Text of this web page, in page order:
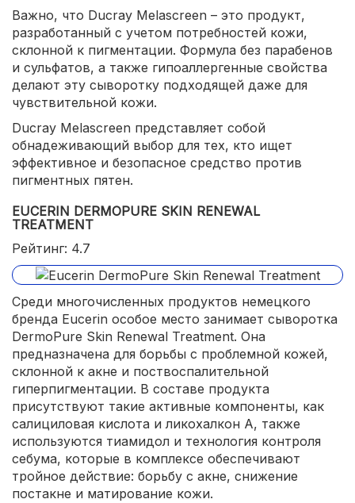
Важно, что Ducray Melascreen – это продукт,
разработанный с учетом потребностей кожи,
склонной к пигментации. Формула без парабенов
и сульфатов, а также гипоаллергенные свойства
делают эту сыворотку подходящей даже для
чувствительной кожи.
Ducray Melascreen представляет собой
обнадеживающий выбор для тех, кто ищет
эффективное и безопасное средство против
пигментных пятен.
EUCERIN DERMOPURE SKIN RENEWAL
TREATMENT
Рейтинг: 4.7
Среди многочисленных продуктов немецкого
бренда Eucerin особое место занимает сыворотка
DermoPure Skin Renewal Treatment. Она
предназначена для борьбы с проблемной кожей,
склонной к акне и поствоспалительной
гиперпигментации. В составе продукта
присутствуют такие активные компоненты, как
салициловая кислота и ликохалкон А, также
используются тиамидол и технология контроля
себума, которые в комплексе обеспечивают
тройное действие: борьбу с акне, снижение
постакне и матирование кожи.